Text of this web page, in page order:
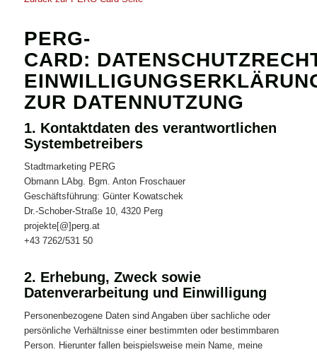
PERG-
CARD:
ZUR DATENNUTZUNG
1. Kontaktdaten des verantwortlichen
Systembetreibers
Stadtmarketing PERG
Obmann LAbg. Bgm. Anton Froschauer
Geschäftsführung: Günter Kowatschek
Dr.-Schober-Straße 10, 4320 Perg
projekte[@]perg.at
+43 7262/531 50
2. Erhebung, Zweck sowie
Datenverarbeitung und Einwilligung
Personenbezogene Daten sind Angaben über sachliche oder
persönliche Verhältnisse einer bestimmten oder bestimmbaren
Person. Hierunter fallen beispielsweise mein Name, meine